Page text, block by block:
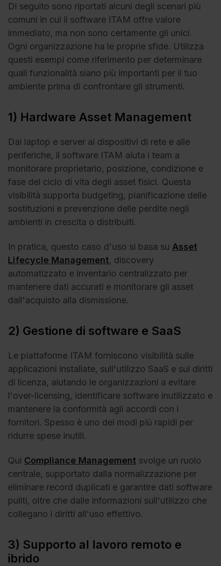
Di seguito sono riportati alcuni degli scenari più
comuni in cui il software ITAM offre valore
immediato, ma non sono certamente gli unici.
Ogni organizzazione ha le proprie sfide. Utilizza
questi esempi come riferimento per determinare
quali funzionalità siano più importanti per il tuo
ambiente prima di confrontare gli strumenti.
1) Hardware Asset Management
Dai laptop e server ai dispositivi di rete e alle
periferiche, il software ITAM aiuta i team a
monitorare proprietario, posizione, condizione e
fase del ciclo di vita degli asset fisici. Questa
visibilità supporta budgeting, pianificazione delle
sostituzioni e prevenzione delle perdite negli
ambienti in crescita o distribuiti.
In pratica, questo caso d'uso si basa su Asset
Lifecycle Management, discovery
automatizzato e inventario centralizzato per
mantenere dati accurati e monitorare gli asset
dall'acquisto alla dismissione.
2) Gestione di software e SaaS
Le piattaforme ITAM forniscono visibilità sulle
applicazioni installate, sull'utilizzo SaaS e sui diritti
di licenza, aiutando le organizzazioni a evitare
l'over-licensing, identificare software inutilizzato e
mantenere la conformità agli accordi con i
fornitori. Spesso è uno dei modi più rapidi per
ridurre spese inutili.
Qui Compliance Management svolge un ruolo
centrale, supportato dalla normalizzazione per
eliminare record duplicati e garantire dati software
puliti, oltre che dalle informazioni sull'utilizzo che
collegano i diritti all'uso effettivo.
3) Supporto al lavoro remoto e
ibrido